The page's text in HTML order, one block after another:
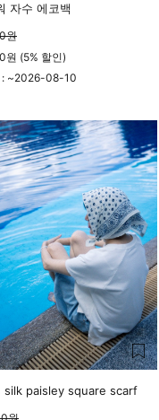
자수 에코백
원
원 (5% 할인)
~2026-08-10
silk paisley square scarf
원